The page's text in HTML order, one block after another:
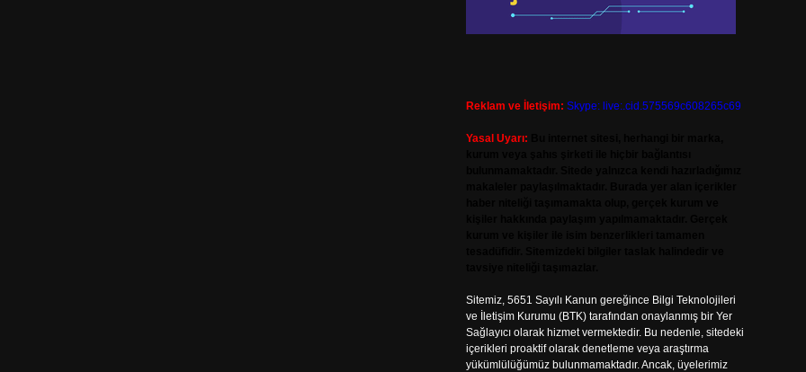
Reklam ve İletişim: Skype: live:.cid.575569c608265c69
Yasal Uyarı:
Sitemiz, 5651 Sayılı Kanun gereğince Bilgi Teknolojileri
ve İletişim Kurumu (BTK) tarafından onaylanmış bir Yer
Sağlayıcı olarak hizmet vermektedir. Bu nedenle, sitedeki
içerikleri proaktif olarak denetleme veya araştırma
yükümlülüğümüz bulunmamaktadır. Ancak, üyelerimiz